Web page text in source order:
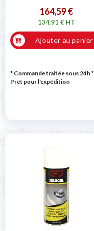
164,59 €
134,91 € HT
Ajouter au panier
* Commande traitée sous 24h*
Prêt pour l'expédition